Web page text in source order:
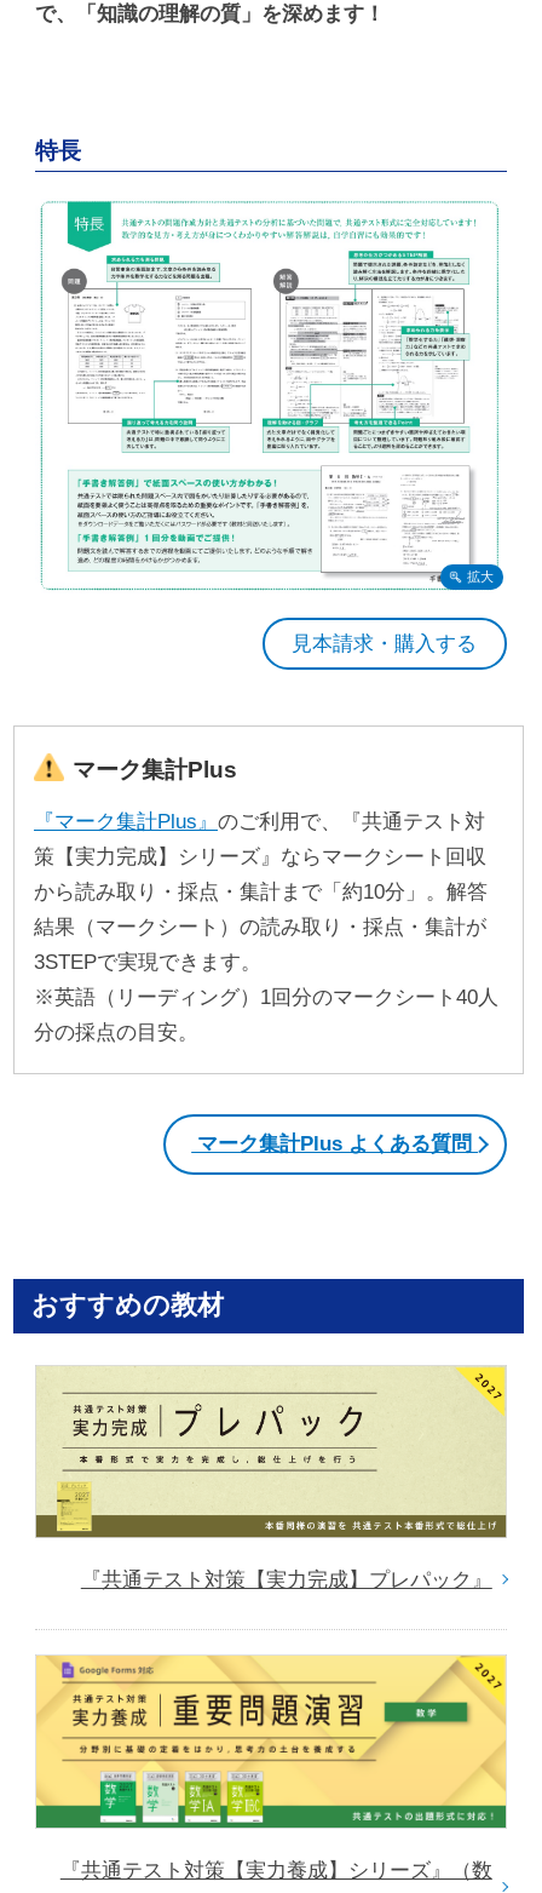
で、「知識の理解の質」を深めます！
特長
見本請求・購入する
マーク集計Plus
『マーク集計Plus』 のご利用で、『共通テスト対
策【実力完成】シリーズ』ならマークシート回収
から読み取り・採点・集計まで「約10分」。解答
結果（マークシート）の読み取り・採点・集計が
3STEPで実現できます。
※英語（リーディング）1回分のマークシート40人
分の採点の目安。
マーク集計Plus よくある質問
おすすめの教材
『共通テスト対策【実力完成】プレパック』
『共通テスト対策【実力養成】シリーズ』（数